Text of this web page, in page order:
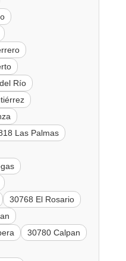
Río
Las Palmas
30768 El Rosario
30780 Calpan